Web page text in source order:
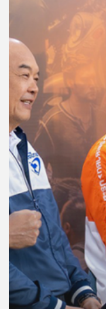
สต์
คุณ
เพลง
บทความ
ข่าว
และ
กิจกรรม
เกี่ยว
กับ
เรา